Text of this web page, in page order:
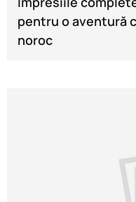
pentru o aventură
noroc